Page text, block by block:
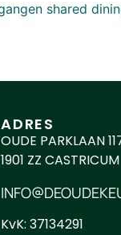
shared
ADRES
OUDE PARKLAAN
1901 ZZ CASTRICUM
KvK: 37134291